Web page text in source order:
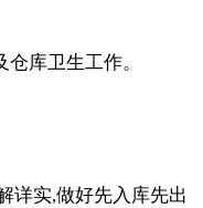
仓库卫生工作。
详实,做好先入库先出